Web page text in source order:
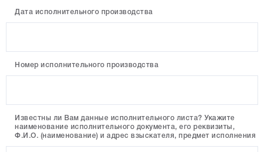
Дата исполнительного производства
Номер исполнительного производства
Известны ли Вам данные исполнительного листа? Укажите
наименование исполнительного документа, его реквизиты,
Ф.И.О. (наименование) и адрес взыскателя, предмет исполнения